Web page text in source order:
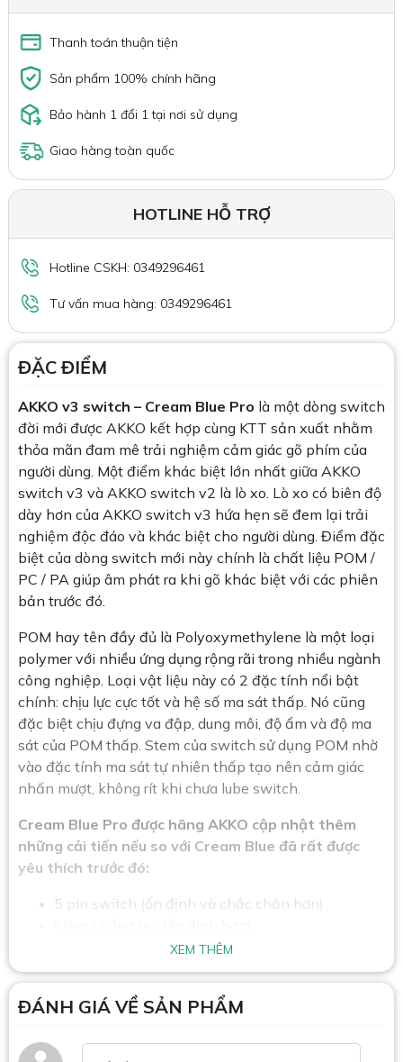
Thanh toán thuận tiện
Sản phẩm 100% chính hãng
Bảo hành 1 đổi 1 tại nơi sử dụng
Giao hàng toàn quốc
HOTLINE HỖ TRỢ
Hotline CSKH: 0349296461
Tư vấn mua hàng: 0349296461
ĐẶC ĐIỂM
AKKO v3 switch – Cream Blue Pro là một dòng switch
đời mới được AKKO kết hợp cùng KTT sản xuất nhằm
thỏa mãn đam mê trải nghiệm cảm giác gõ phím của
người dùng. Một điểm khác biệt lớn nhất giữa AKKO
switch v3 và AKKO switch v2 là lò xo. Lò xo có biên độ
dày hơn của AKKO switch v3 hứa hẹn sẽ đem lại trải
nghiệm độc đáo và khác biệt cho người dùng. Điểm đặc
biệt của dòng switch mới này chính là chất liệu POM /
PC / PA giúp âm phát ra khi gõ khác biệt với các phiên
bản trước đó.
POM hay tên đầy đủ là Polyoxymethylene là một loại
polymer với nhiều ứng dụng rộng rãi trong nhiều ngành
công nghiệp. Loại vật liệu này có 2 đặc tính nổi bật
chính: chịu lực cực tốt và hệ số ma sát thấp. Nó cũng
đặc biệt chịu đựng va đập, dung môi, độ ẩm và độ ma
sát của POM thấp. Stem của switch sử dụng POM nhờ
vào đặc tính ma sát tự nhiên thấp tạo nên cảm giác
nhấn mượt, không rít khi chưa lube switch.
Cream Blue Pro được hãng AKKO cập nhật thêm
những cải tiến nếu so với Cream Blue đã rất được
yêu thích trước đó:
5 pin switch (ổn định và chắc chắn hơn)
Nâng cấp điểm tiếp xúc bạc thành vàng
palladium
Nâng cấp đồng phốt pho thành đồng hợp kim
Lube sẵn phần rail để giảm ma sát khi gõ
XEM THÊM
ĐÁNH GIÁ VỀ SẢN PHẨM